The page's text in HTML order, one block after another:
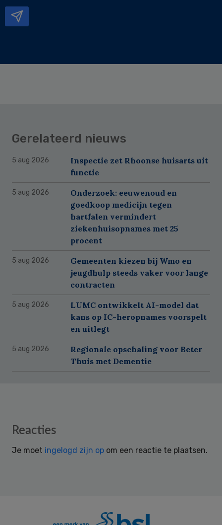
Gerelateerd nieuws
5 aug 2026
Inspectie zet Rhoonse huisarts uit
functie
5 aug 2026
Onderzoek: eeuwenoud en
goedkoop medicijn tegen
hartfalen vermindert
ziekenhuisopnames met 25
procent
5 aug 2026
Gemeenten kiezen bij Wmo en
jeugdhulp steeds vaker voor lange
contracten
5 aug 2026
LUMC ontwikkelt AI-model dat
kans op IC-heropnames voorspelt
en uitlegt
5 aug 2026
Regionale opschaling voor Beter
Thuis met Dementie
Reader
Reacties
Je moet ingelogd zijn op om een reactie te plaatsen.